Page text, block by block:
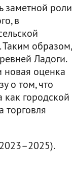
заметной роли
в
образом,
Ладоги.
новая оценка
о том, что
как городской
торговля